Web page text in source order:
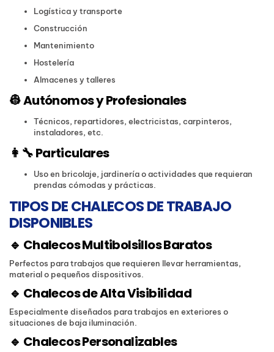
Logística y transporte
Construcción
Mantenimiento
Hostelería
Almacenes y talleres
👷Autónomos y Profesionales
Técnicos, repartidores, electricistas, carpinteros,
instaladores, etc.
👩‍🔧Particulares
Uso en bricolaje, jardinería o actividades que requieran
prendas cómodas y prácticas.
TIPOS DE CHALECOS DE TRABAJO
DISPONIBLES
🔹 Chalecos Multibolsillos Baratos
Perfectos para trabajos que requieren llevar herramientas,
material o pequeños dispositivos.
🔹 Chalecos de Alta Visibilidad
Especialmente diseñados para trabajos en exteriores o
situaciones de baja iluminación.
🔹 Chalecos Personalizables